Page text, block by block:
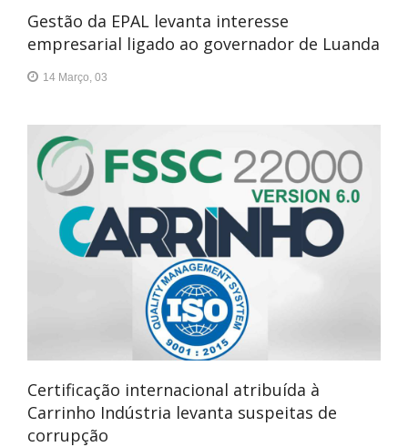
Gestão da EPAL levanta interesse
empresarial ligado ao governador de Luanda
14 Março, 03
Certificação internacional atribuída à
Carrinho Indústria levanta suspeitas de
corrupção